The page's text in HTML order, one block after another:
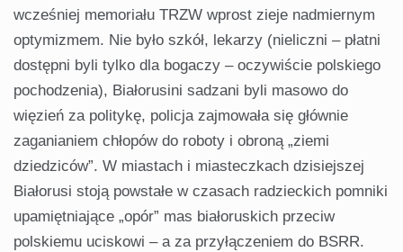
wcześniej memoriału TRZW wprost zieje nadmiernym
optymizmem. Nie było szkół, lekarzy (nieliczni – płatni
dostępni byli tylko dla bogaczy – oczywiście polskiego
pochodzenia), Białoru­sini sadzani byli masowo do
więzień za politykę, policja zajmowała się głównie
zaganianiem chłopów do roboty i obro­ną „ziemi
dziedziców”. W miastach i miasteczkach dzisiejszej
Białorusi stoją powstałe w czasach radzieckich pomniki
upamiętniające „opór” mas białoruskich przeciw
polskiemu ucisko­wi – a za przyłączeniem do BSRR.